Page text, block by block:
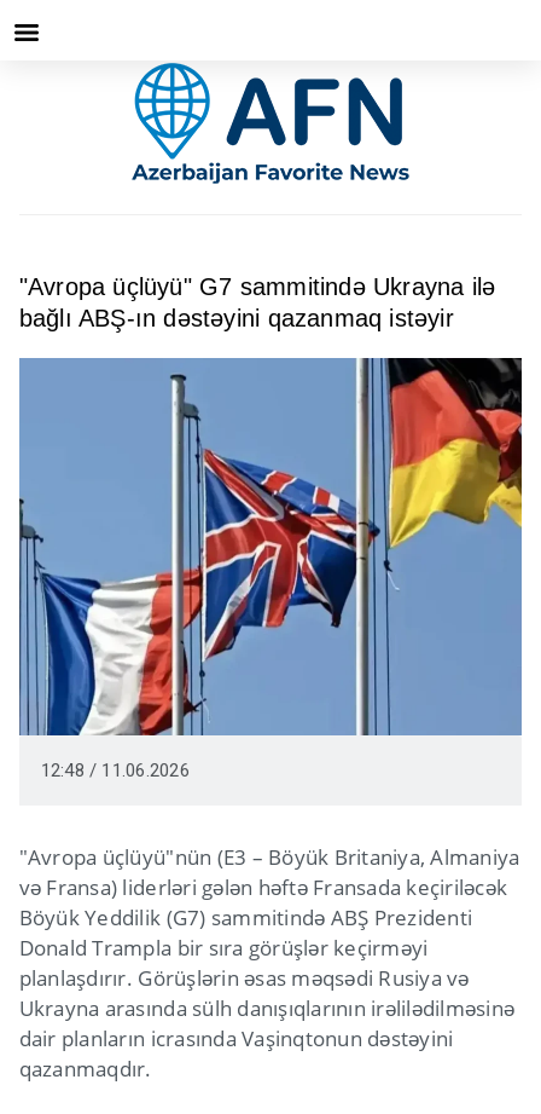
"Avropa üçlüyü" G7 sammitində Ukrayna ilə
bağlı ABŞ-ın dəstəyini qazanmaq istəyir
12:48 / 11.06.2026
"Avropa üçlüyü"nün (E3 – Böyük Britaniya, Almaniya
və Fransa) liderləri gələn həftə Fransada keçiriləcək
Böyük Yeddilik (G7) sammitində ABŞ Prezidenti
Donald Trampla bir sıra görüşlər keçirməyi
planlaşdırır. Görüşlərin əsas məqsədi Rusiya və
Ukrayna arasında sülh danışıqlarının irəlilədilməsinə
dair planların icrasında Vaşinqtonun dəstəyini
qazanmaqdır.